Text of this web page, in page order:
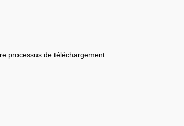
processus de téléchargement.